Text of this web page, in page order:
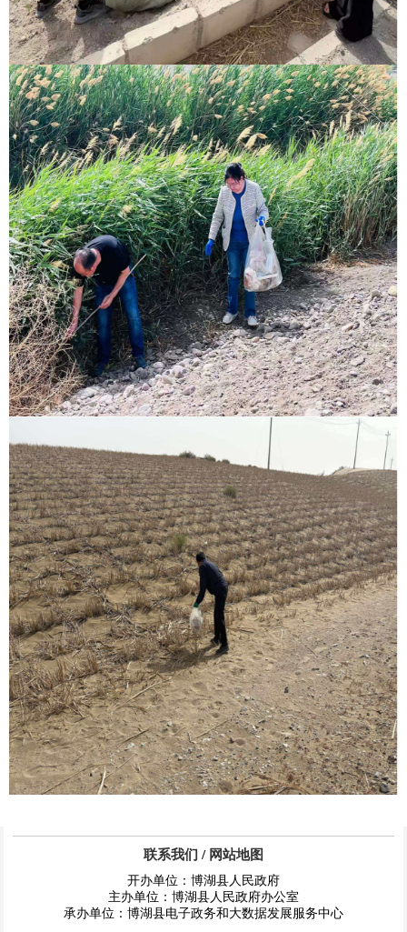
联系我们 / 网站地图
开办单位：博湖县人民政府
主办单位：博湖县人民政府办公室
承办单位：博湖县电子政务和大数据发展服务中心